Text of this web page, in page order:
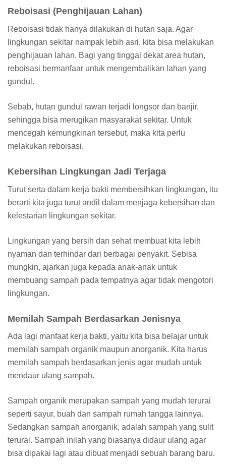
Reboisasi (Penghijauan Lahan)
Reboisasi tidak hanya dilakukan di hutan saja. Agar
lingkungan sekitar nampak lebih asri, kita bisa melakukan
penghijauan lahan. Bagi yang tinggal dekat area hutan,
reboisasi bermanfaar untuk mengembalikan lahan yang
gundul.
Sebab, hutan gundul rawan terjadi longsor dan banjir,
sehingga bisa merugikan masyarakat sekitar. Untuk
mencegah kemungkinan tersebut, maka kita perlu
melakukan reboisasi.
Kebersihan Lingkungan Jadi Terjaga
Turut serta dalam kerja bakti membersihkan lingkungan, itu
berarti kita juga turut andil dalam menjaga kebersihan dan
kelestarian lingkungan sekitar.
Lingkungan yang bersih dan sehat membuat kita lebih
nyaman dan terhindar dari berbagai penyakit. Sebisa
mungkin, ajarkan juga kepada anak-anak untuk
membuang sampah pada tempatnya agar tidak mengotori
lingkungan.
Memilah Sampah Berdasarkan Jenisnya
Ada lagi manfaat kerja bakti, yaitu kita bisa belajar untuk
memilah sampah organik maupun anorganik. Kita harus
memilah sampah berdasarkan jenis agar mudah untuk
mendaur ulang sampah.
Sampah organik merupakan sampah yang mudah terurai
seperti sayur, buah dan sampah rumah tangga lainnya.
Sedangkan sampah anorganik, adalah sampah yang sulit
terurai. Sampah inilah yang biasanya didaur ulang agar
bisa dipakai lagi atau dibuat menjadi sebuah barang baru.